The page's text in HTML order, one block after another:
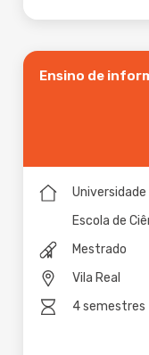
Ensino de
Escola de
Mestrado
Vila Real
4 semestres